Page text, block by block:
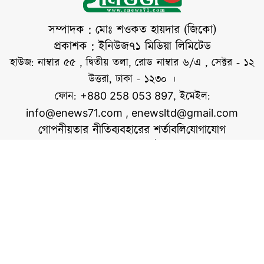
বাকারা: ১৫৩)। এই
আয়াত থেকে বোঝা
যায়, ধৈর্য শুধু একটি
উত্তম গুণ নয়, বরং এটি
আল্লাহর বিশেষ সাহায্য
সম্পাদক : মোঃ শওকত হায়দার (জিকো)
প্রকাশক : ইনিউজ৭১ মিডিয়া লিমিটেড
হাউজ: নাম্বার ৫৫ , দ্বিতীয় তলা, রোড নাম্বার ৬/এ , সেক্টর - ১২
উত্তরা, ঢাকা - ১২৩০ ।
ফোন: +880 258 053 897, ইমেইল:
info@enews71.com , enewsltd@gmail.com
গোপনীয়তার নীতিব্যবহারের শর্তাবলিযোগাযোগ